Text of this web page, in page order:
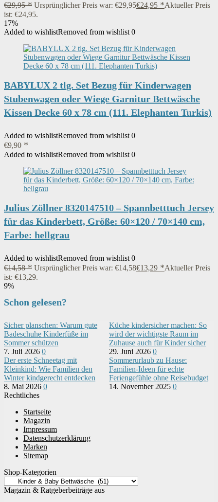
€29,95 Ursprünglicher Preis war: €29,95€24,95
Aktueller Preis
ist: €24,95.
17%
Added to wishlistRemoved from wishlist 0
BABYLUX 2 tlg. Set Bezug für Kinderwagen
Stubenwagen oder Wiege Garnitur Bettwäsche
Kissen Decke 60 x 78 cm (111. Elephanten Turkis)
Added to wishlistRemoved from wishlist 0
€9,90
Added to wishlistRemoved from wishlist 0
Julius Zöllner 8320147510 – Spannbetttuch Jersey
für das Kinderbett, Größe: 60×120 / 70×140 cm,
Farbe: hellgrau
Added to wishlistRemoved from wishlist 0
€14,58 Ursprünglicher Preis war: €14,58€13,29
Aktueller Preis
ist: €13,29.
9%
Schon gelesen?
Sicher planschen: Warum gute
Badeschuhe Kinderfüße im
Sommer schützen
7. Juli 2026 0
Küche kindersicher machen: So
wird der wichtigste Raum im
Zuhause auch für Kinder sicher
29. Juni 2026 0
Der erste Schneetag mit
Kleinkind: Wie Familien den
Winter kindgerecht entdecken
8. Mai 2026 0
Sommerurlaub zu Hause:
Familien-Ideen für echte
Feriengefühle ohne Reisebudget
14. November 2025 0
Rechtliches
Startseite
Magazin
Impressum
Datenschutzerklärung
Marken
Sitemap
Shop-Kategorien
Magazin & Ratgeberbeiträge aus